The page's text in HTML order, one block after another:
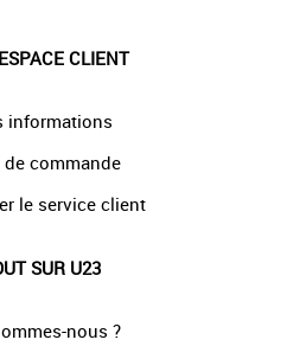
CLIENT
informations
commande
le service client
SUR U23
nous ?